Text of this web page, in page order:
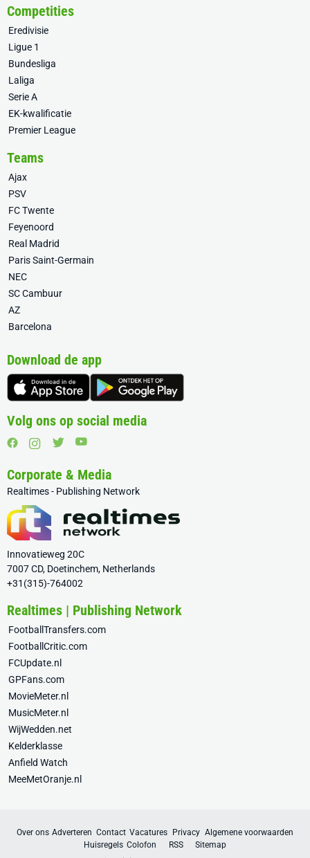
Competities
Eredivisie
Ligue 1
Bundesliga
Laliga
Serie A
EK-kwalificatie
Premier League
Teams
Ajax
PSV
FC Twente
Feyenoord
Real Madrid
Paris Saint-Germain
NEC
SC Cambuur
AZ
Barcelona
Download de app
Volg ons op social media
Corporate & Media
Realtimes - Publishing Network
Innovatieweg 20C
7007 CD, Doetinchem, Netherlands
+31(315)-764002
Realtimes | Publishing Network
FootballTransfers.com
FootballCritic.com
FCUpdate.nl
GPFans.com
MovieMeter.nl
MusicMeter.nl
WijWedden.net
Kelderklasse
Anfield Watch
MeeMetOranje.nl
Over ons Adverteren Contact Vacatures Privacy Algemene voorwaarden
Huisregels Colofon RSS
Sitemap